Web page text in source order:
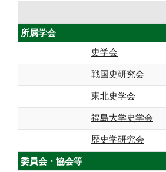
所属学会
史学会
戦国史研究会
東北史学会
福島大学史学会
歴史学研究会
委員会・協会等